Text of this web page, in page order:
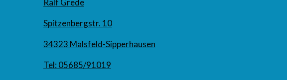
Ralf Grede
Spitzenbergstr. 10
34323 Malsfeld-Sipperhausen
Tel: 05685/91019